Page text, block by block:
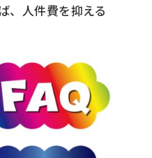
、人件費を抑える